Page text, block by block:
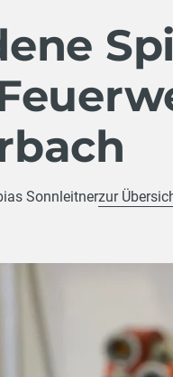
Sonnleitnerzur